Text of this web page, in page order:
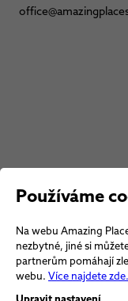
Používáme
Na webu Amazing
nezbytné, jiné si
partnerům pomáhají
webu. Více najdete zde.